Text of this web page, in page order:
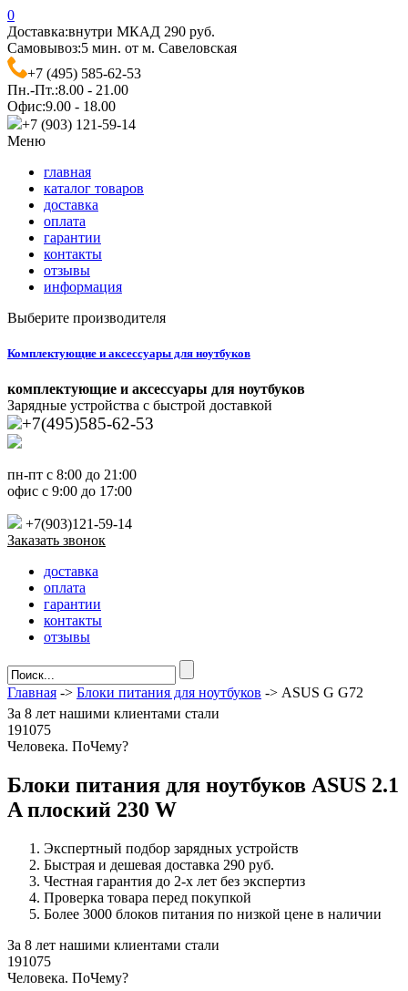
0
Доставка:внутри МКАД 290 руб.
Самовывоз:5 мин. от м. Савеловская
+7 (495) 585-62-53
Пн.-Пт.:8.00 - 21.00
Офис:9.00 - 18.00
+7 (903) 121-59-14
Меню
главная
каталог товаров
доставка
оплата
гарантии
контакты
отзывы
информация
Выберите производителя
Комплектующие и аксессуары для ноутбуков
комплектующие и аксессуары для ноутбуков
Зарядные устройства с быстрой доставкой
+7(495)585-62-53
пн-пт с 8:00 до 21:00
офис с 9:00 до 17:00
+7(903)121-59-14
Заказать звонок
доставка
оплата
гарантии
контакты
отзывы
Главная -> Блоки питания для ноутбуков -> ASUS G G72
За 8 лет нашими клиентами стали
191075
Человека. ПоЧему?
Блоки питания для ноутбуков ASUS 2.1
A плоский 230 W
Экспертный подбор зарядных устройств
Быстрая и дешевая доставка 290 руб.
Честная гарантия до 2-х лет без экспертиз
Проверка товара перед покупкой
Более 3000 блоков питания по низкой цене в наличии
За 8 лет нашими клиентами стали
191075
Человека. ПоЧему?